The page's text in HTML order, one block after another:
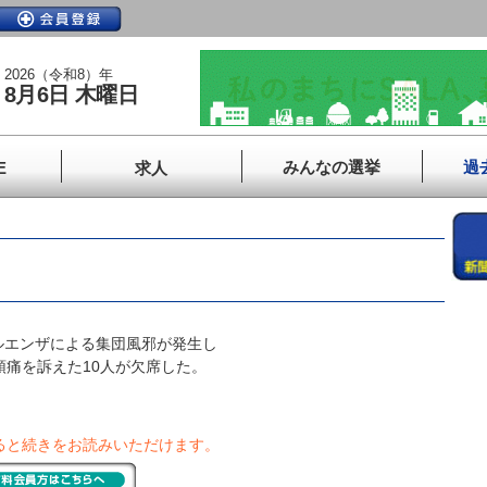
2026（令和8）年
8月6日 木曜日
求人 みんなの選挙 過
ンザによる集団風邪が発生し
を訴えた10人が欠席した。
続きをお読みいただけます。